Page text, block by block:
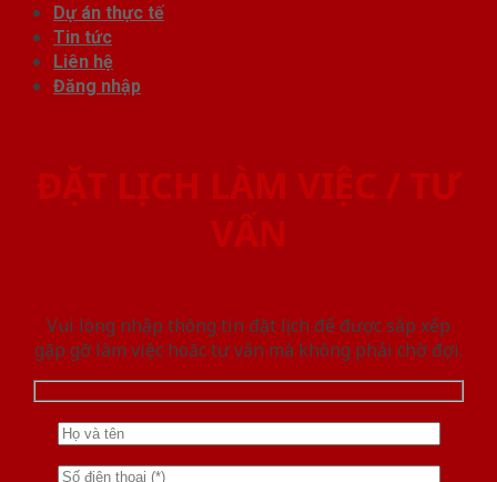
Dự án thực tế
Tin tức
Liên hệ
Đăng nhập
ĐẶT LỊCH LÀM VIỆC / TƯ
VẤN
Vui lòng nhập thông tin đặt lịch để được sắp xếp
gặp gỡ làm việc hoăc tư vấn mà không phải chờ đợi.